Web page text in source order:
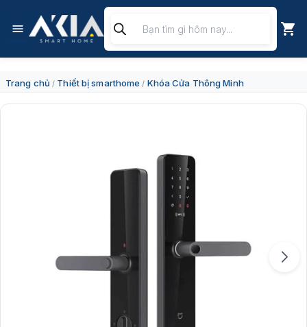
kiếm
sản
Trang chủ / Thiết bị smarthome / Khóa Cửa Thông Minh